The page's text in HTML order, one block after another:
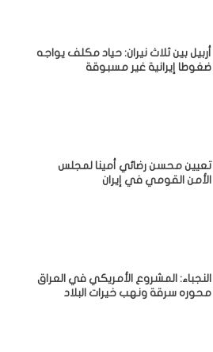
أربيل بين ثلاث نيران: حياد مكلف يواجه
ضغوطا إيرانية غير مسبوقة
تعيين محسن رضائي أمينا لمجلس
الأمن القومي في إيران
النجباء: المشروع الأمريكي في العراق
محوره سرقة ونهب خيرات البلاد